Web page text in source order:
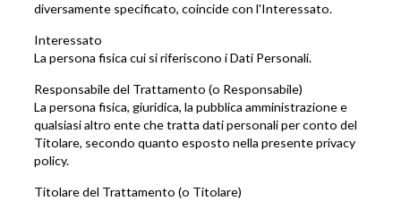
diversamente specificato, coincide con l'Interessato.
Interessato
La persona fisica cui si riferiscono i Dati Personali.
Responsabile del Trattamento (o Responsabile)
La persona fisica, giuridica, la pubblica amministrazione e
qualsiasi altro ente che tratta dati personali per conto del
Titolare, secondo quanto esposto nella presente privacy
policy.
Titolare del Trattamento (o Titolare)